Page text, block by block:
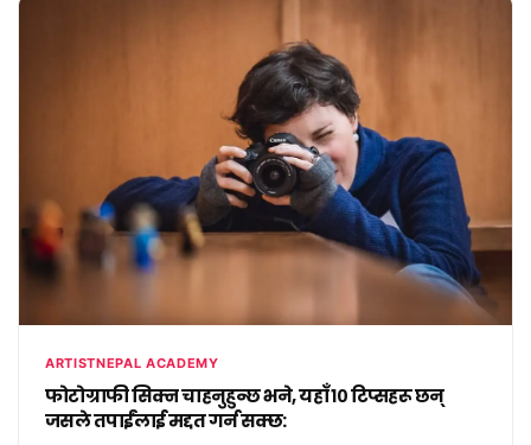
ARTISTNEPAL ACADEMY
फोटोग्राफी सिक्न चाहनुहुन्छ भने, यहाँ १० टिप्सहरू छन्
जसले तपाईंलाई मद्दत गर्न सक्छ: